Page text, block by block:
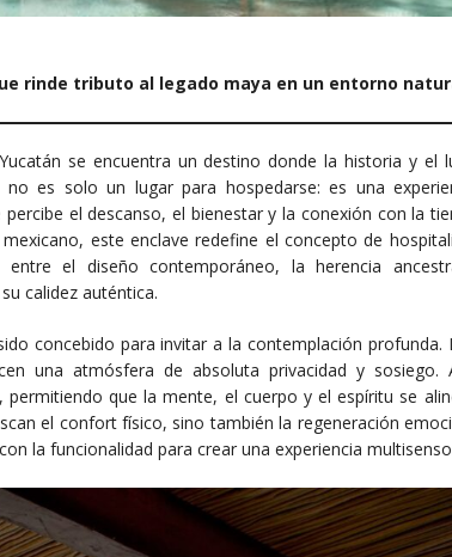
rinde tributo al legado maya en un entorno
se encuentra un destino donde la historia y el
no es solo un lugar para hospedarse: es una
el descanso, el bienestar y la conexión con la
este enclave redefine el concepto de
el diseño contemporáneo, la herencia
calidez auténtica.
concebido para invitar a la contemplación profunda.
una atmósfera de absoluta privacidad y
que la mente, el cuerpo y el espíritu se
el confort físico, sino también la regeneración
la funcionalidad para crear una experiencia